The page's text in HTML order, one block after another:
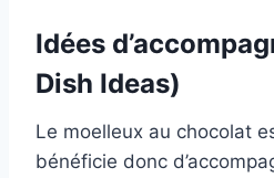
Idées
Dish Ideas)
Le moelleux au chocolat
bénéficie donc